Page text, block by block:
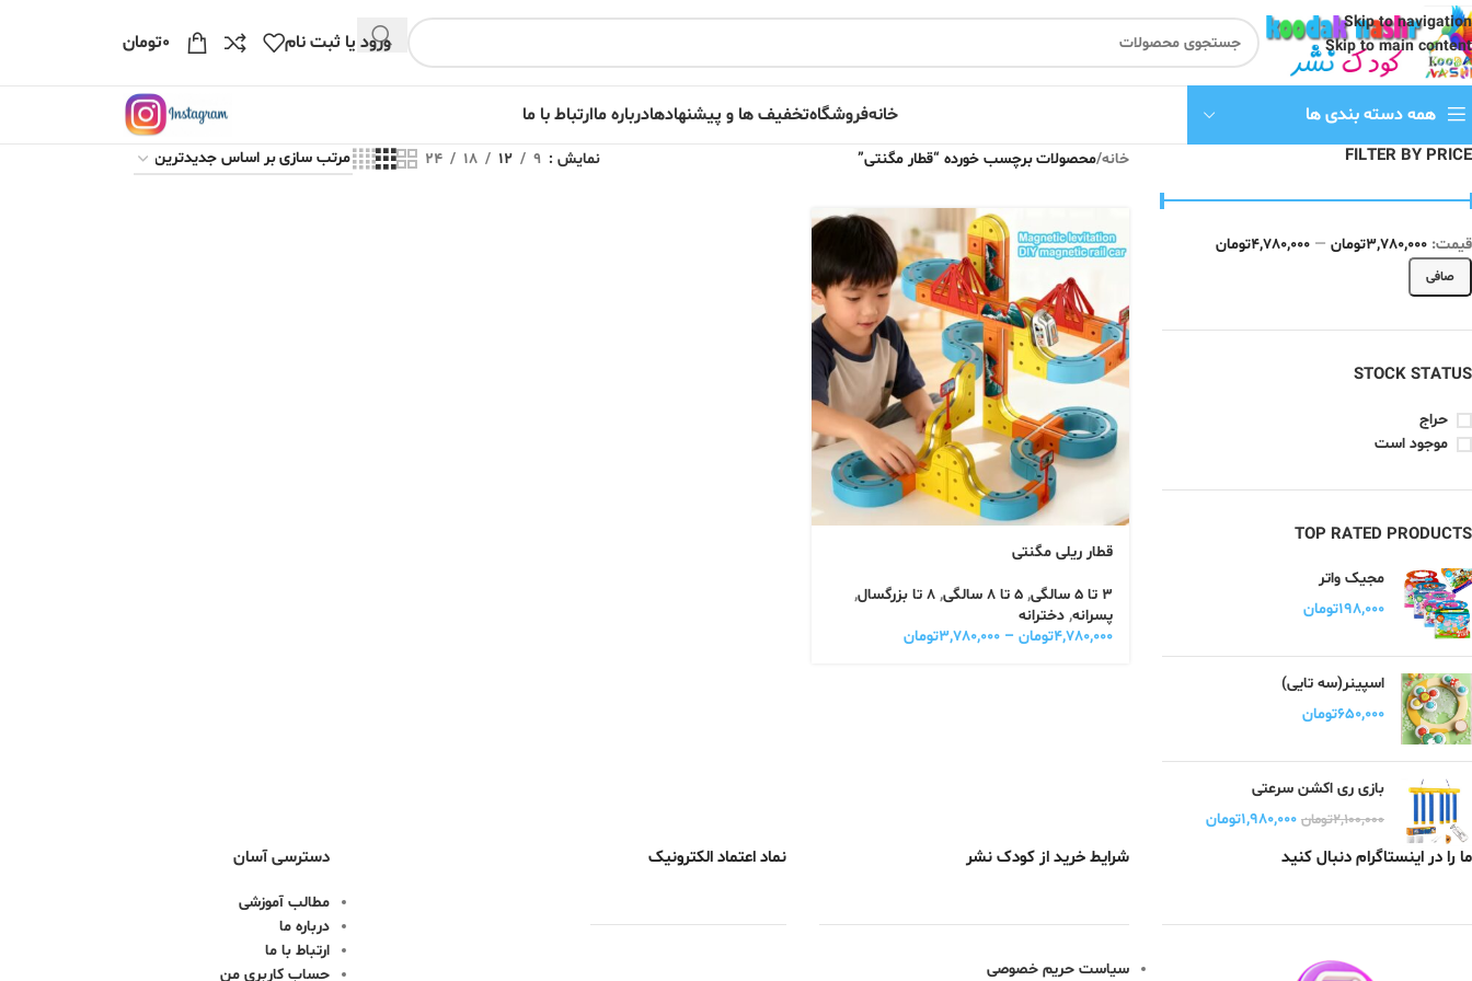
Skip to navigation
Skip to main content
ورود یا ثبت نام ۰تومان
همه دسته بندی ها خانهفروشگاهتخفیف ها و پیشنهادهادرباره ماارتباط با ما
FILTER BY PRICE
صافی
قيمت: 3,780,000تومان — 4,780,000تومان
STOCK STATUS
حراج
موجود است
TOP RATED PRODUCTS
مجیک واتر
۱۹۸,۰۰۰تومان
اسپینر(سه تایی)
۶۵۰,۰۰۰تومان
بازی ری اکشن سرعتی
۲,۱۰۰,۰۰۰تومان ۱,۹۸۰,۰۰۰تومان
خانه/محصولات برچسب خورده “قطار مگنتی” نمایش 9
12
18
24
قطار ریلی مگنتی
3 تا 5 سالگی , 5 تا 8 سالگی , 8 تا بزرگسال
,
پسرانه, دخترانه
۴,۷۸۰,۰۰۰تومان – ۳,۷۸۰,۰۰۰تومان
ما را در اینستاگرام دنبال کنید شرایط خرید از کودک نشر
سیاست حریم خصوصی
نماد اعتماد الکترونیک دسترسی آسان
مطالب آموزشی
درباره ما
ارتباط با ما
حساب کاربری من